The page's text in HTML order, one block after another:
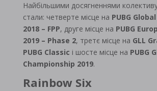
Найбільшими досягненнями
стали: четверте місце на PUBG
2018 – FPP, друге місце на PUBG
2019 – Phase 2, третє місце на GLL
PUBG Classic і шосте місце на PUBG
Championship 2019.
Rainbow Six